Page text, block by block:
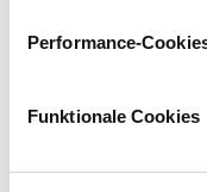
Performance-
Funktionale Cookies
Madrid treffen sie sich
das Leben gelehrt hat,
seiner Ordination Pilar